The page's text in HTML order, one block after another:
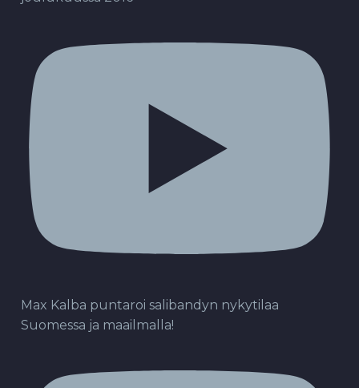
Max Kalba puntaroi salibandyn nykytilaa
Suomessa ja maailmalla!